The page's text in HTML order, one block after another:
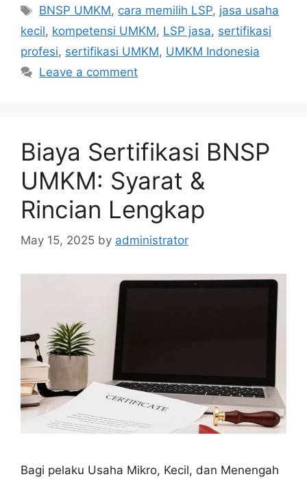
Tags
BNSP UMKM, cara memilih LSP, jasa usaha
kecil, kompetensi UMKM, LSP jasa, sertifikasi
profesi, sertifikasi UMKM, UMKM Indonesia
Leave a comment
Biaya Sertifikasi BNSP
UMKM: Syarat &
Rincian Lengkap
May 15, 2025 by administrator
Bagi pelaku Usaha Mikro, Kecil, dan Menengah